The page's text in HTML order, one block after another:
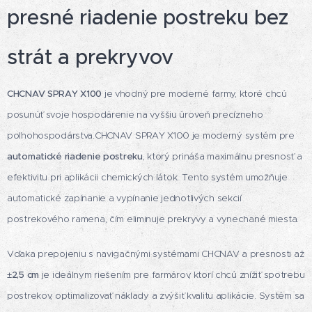
presné riadenie postreku bez
strát a prekryvov
CHCNAV SPRAY X100 je vhodný pre moderné farmy, ktoré chcú
posunúť svoje hospodárenie na vyššiu úroveň precízneho
poľnohospodárstva.CHCNAV SPRAY X100 je moderný systém pre
automatické riadenie postreku, ktorý prináša maximálnu presnosť a
efektivitu pri aplikácii chemických látok. Tento systém umožňuje
automatické zapínanie a vypínanie jednotlivých sekcií
postrekového ramena, čím eliminuje prekryvy a vynechané miesta.
Vďaka prepojeniu s navigačnými systémami CHCNAV a presnosti až
±2,5 cm je ideálnym riešením pre farmárov, ktorí chcú znížiť spotrebu
postrekov, optimalizovať náklady a zvýšiť kvalitu aplikácie. Systém sa